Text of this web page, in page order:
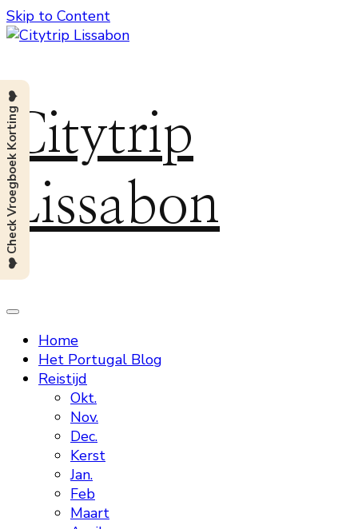
Skip to Content
Citytrip
Lissabon
Home
Het Portugal Blog
Reistijd
Okt.
Nov.
Dec.
Kerst
Jan.
Feb
Maart
❤️ Check Vroegboek Korting ❤️